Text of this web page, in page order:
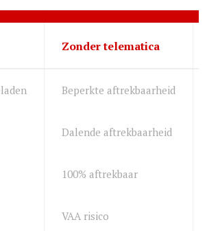
Zonder telematica
Beperkte aftrekbaarheid
Dalende aftrekbaarheid
100% aftrekbaar
VAA risico